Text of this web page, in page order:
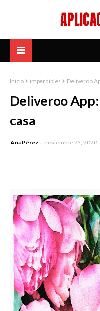
Inicio imperdibles Deliveroo
Deliveroo
casa
Ana Pérez noviembre 23, 2020